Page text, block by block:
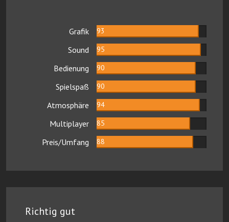
Grafik 93
Sound 95
Bedienung 90
Spielspaß 90
Atmosphäre 94
Multiplayer 85
Preis/Umfang 88
Richtig gut